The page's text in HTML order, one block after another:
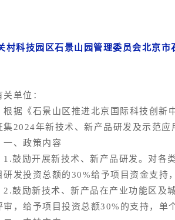
村科技园区石景山园管理委员会北京
关单位：
《石景山区推进北京国际科技创新中
集2024年新技术、新产品研发及示范应
政策内容
励开展新技术、新产品研发。对各类
研发投资总额的30%给予项目资金支持
励新技术、新产品在产业功能区及城
审，给予项目投资总额30%的支持，单